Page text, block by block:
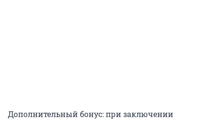
Дополнительный бонус: при заключении